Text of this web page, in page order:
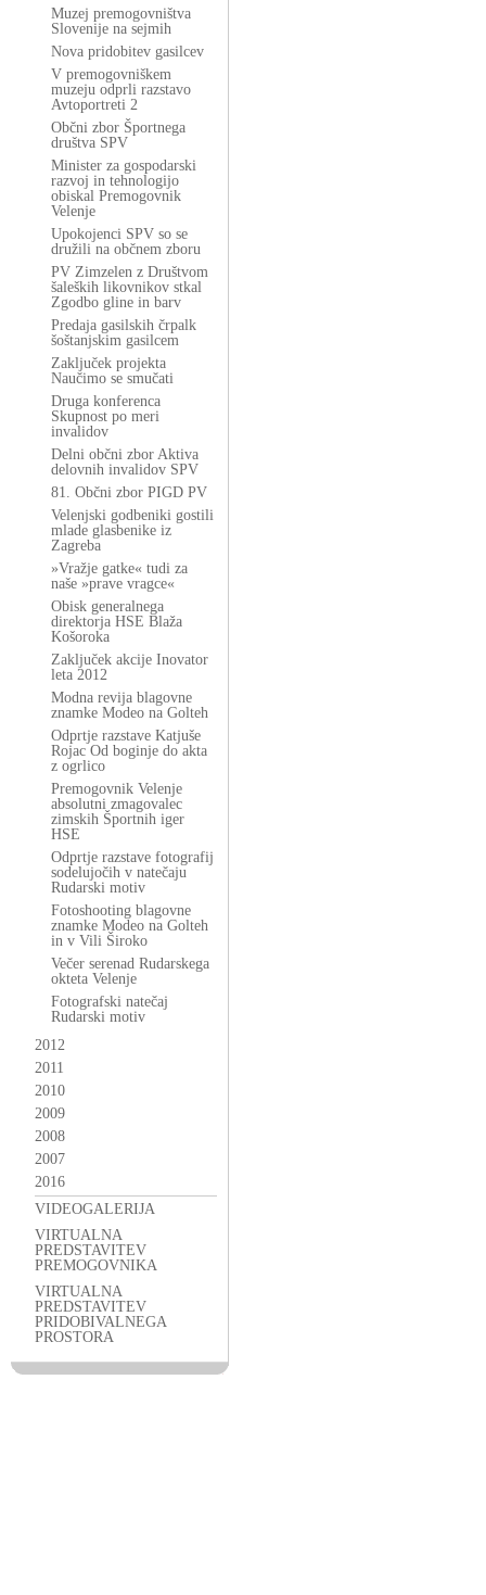
Muzej premogovništva
Slovenije na sejmih
Nova pridobitev gasilcev
V premogovniškem
muzeju odprli razstavo
Avtoportreti 2
Občni zbor Športnega
društva SPV
Minister za gospodarski
razvoj in tehnologijo
obiskal Premogovnik
Velenje
Upokojenci SPV so se
družili na občnem zboru
PV Zimzelen z Društvom
šaleških likovnikov stkal
Zgodbo gline in barv
Predaja gasilskih črpalk
šoštanjskim gasilcem
Zaključek projekta
Naučimo se smučati
Druga konferenca
Skupnost po meri
invalidov
Delni občni zbor Aktiva
delovnih invalidov SPV
81. Občni zbor PIGD PV
Velenjski godbeniki gostili
mlade glasbenike iz
Zagreba
»Vražje gatke« tudi za
naše »prave vragce«
Obisk generalnega
direktorja HSE Blaža
Košoroka
Zaključek akcije Inovator
leta 2012
Modna revija blagovne
znamke Modeo na Golteh
Odprtje razstave Katjuše
Rojac Od boginje do akta
z ogrlico
Premogovnik Velenje
absolutni zmagovalec
zimskih Športnih iger
HSE
Odprtje razstave fotografij
sodelujočih v natečaju
Rudarski motiv
Fotoshooting blagovne
znamke Modeo na Golteh
in v Vili Široko
Večer serenad Rudarskega
okteta Velenje
Fotografski natečaj
Rudarski motiv
2012
2011
2010
2009
2008
2007
2016
VIDEOGALERIJA
VIRTUALNA
PREDSTAVITEV
PREMOGOVNIKA
VIRTUALNA
PREDSTAVITEV
PRIDOBIVALNEGA
PROSTORA